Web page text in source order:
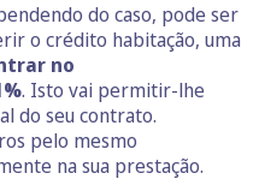
do caso, pode ser
o crédito habitação, uma
no
. Isto vai permitir-lhe
do seu contrato.
pelo mesmo
na sua prestação.